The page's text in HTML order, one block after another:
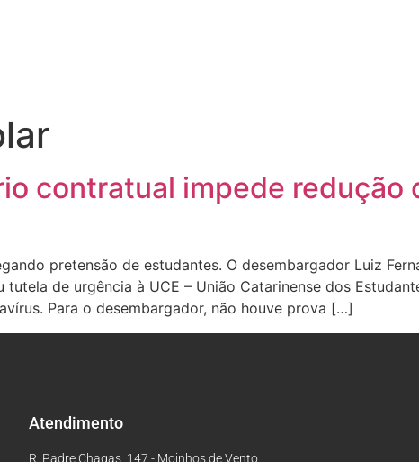
contratual impede redução
pretensão de estudantes. O desembargador Luiz
de urgência à UCE – União Catarinense dos
Para o desembargador, não houve prova […]
Atendimento
R. Padre Chagas, 147 - Moinhos de Vento,